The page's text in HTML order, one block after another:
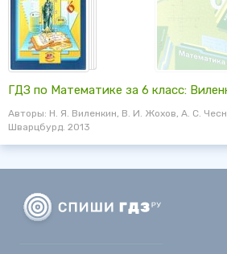
ГДЗ по Математике за 6 класс:
Авторы: Н. Я. Виленкин, В. И. Жохов, А. С.
Шварцбурд. 2013